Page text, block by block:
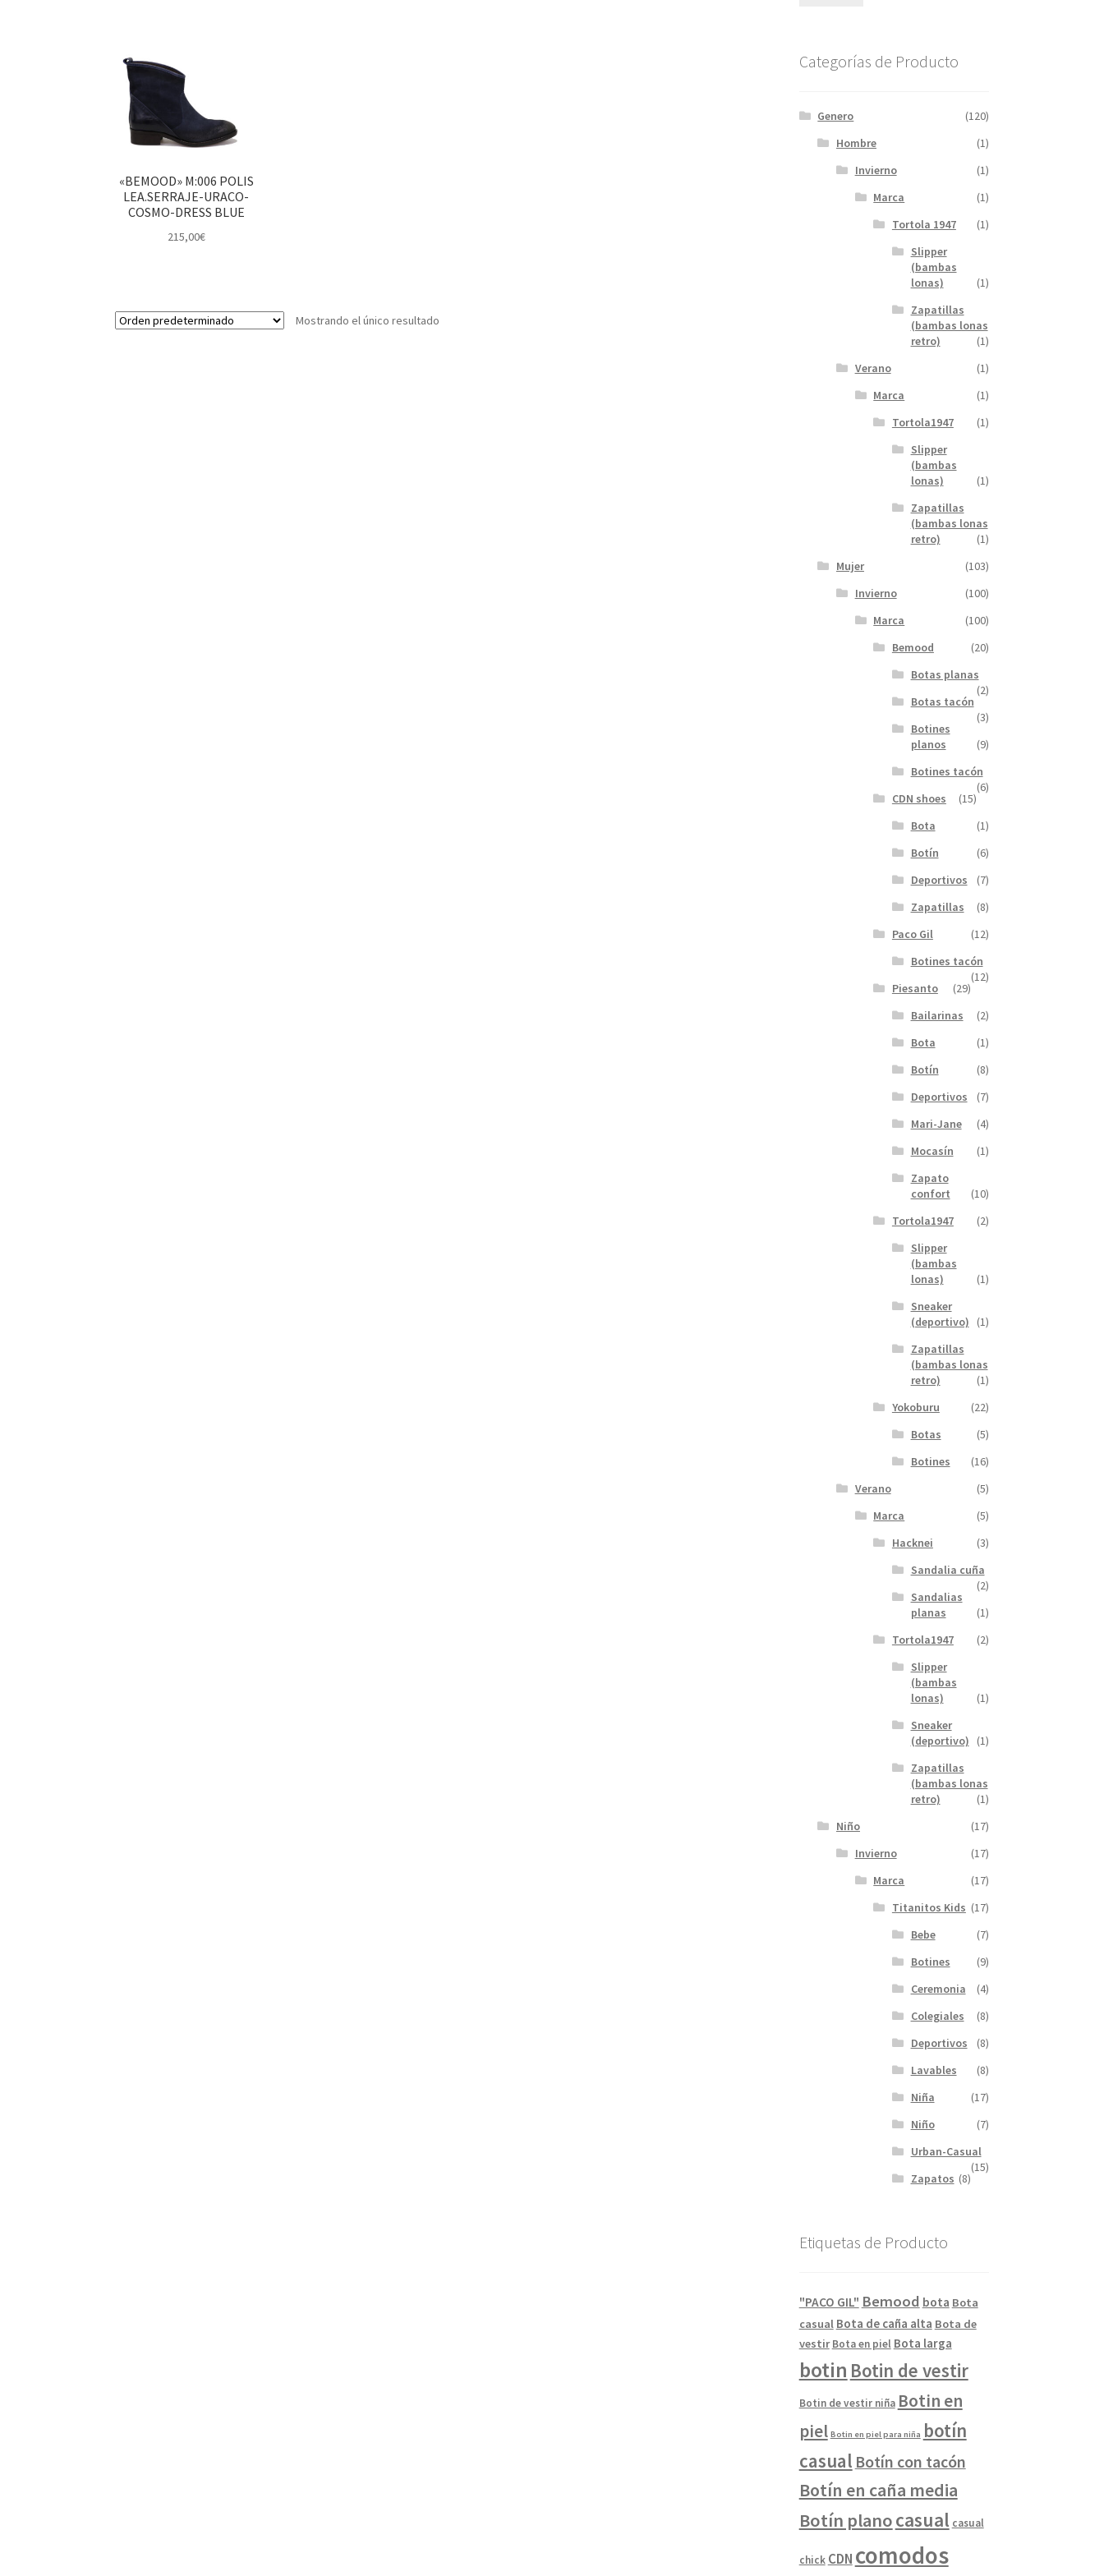
«BEMOOD» M:006 POLIS
LEA.SERRAJE-URACO-
COSMO-DRESS BLUE
215,00€
Mostrando el único resultado
Categorías de Producto
Genero
(120)
Hombre
(1)
Invierno
(1)
Marca
(1)
Tortola 1947
(1)
Slipper
(bambas
lonas)
(1)
Zapatillas
(bambas lonas
retro)
(1)
Verano
(1)
Marca
(1)
Tortola1947
(1)
Slipper
(bambas
lonas)
(1)
Zapatillas
(bambas lonas
retro)
(1)
Mujer
(103)
Invierno
(100)
Marca
(100)
Bemood
(20)
Botas planas
(2)
Botas tacón
(3)
Botines
planos
(9)
Botines tacón
(6)
CDN shoes
(15)
Bota
(1)
Botín
(6)
Deportivos
(7)
Zapatillas
(8)
Paco Gil
(12)
Botines tacón
(12)
Piesanto
(29)
Bailarinas
(2)
Bota
(1)
Botín
(8)
Deportivos
(7)
Mari-Jane
(4)
Mocasín
(1)
Zapato
confort
(10)
Tortola1947
(2)
Slipper
(bambas
lonas)
(1)
Sneaker
(deportivo)
(1)
Zapatillas
(bambas lonas
retro)
(1)
Yokoburu
(22)
Botas
(5)
Botines
(16)
Verano
(5)
Marca
(5)
Hacknei
(3)
Sandalia cuña
(2)
Sandalias
planas
(1)
Tortola1947
(2)
Slipper
(bambas
lonas)
(1)
Sneaker
(deportivo)
(1)
Zapatillas
(bambas lonas
retro)
(1)
Niño
(17)
Invierno
(17)
Marca
(17)
Titanitos Kids (17)
Bebe
(7)
Botines
(9)
Ceremonia
(4)
Colegiales
(8)
Deportivos
(8)
Lavables
(8)
Niña
(17)
Niño
(7)
Urban-Casual
(15)
Zapatos (8)
Etiquetas de Producto
"PACO GIL" Bemood bota Bota
casual Bota de caña alta Bota de
vestir Bota en piel Bota larga
botin Botin de vestir
Botin de vestir niña Botin en
piel Botin en piel para niña botín
casual Botín con tacón
Botín en caña media
Botín planocasual casual
chick CDN comodos